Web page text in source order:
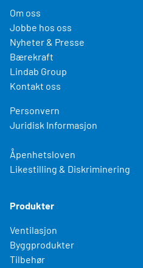
Om oss
Jobbe hos oss
Nyheter & Presse
Bærekraft
Lindab Group
Kontakt oss
Personvern
Juridisk Informasjon
Åpenhetsloven
Likestilling & Diskriminering
Produkter
Ventilasjon
Byggprodukter
Tilbehør